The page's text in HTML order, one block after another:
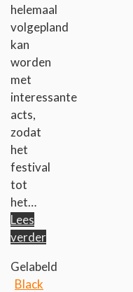
helemaal
volgepland
kan
worden
met
interessante
acts,
zodat
het
festival
tot
het…
Lees
verder
Gelabeld
Black